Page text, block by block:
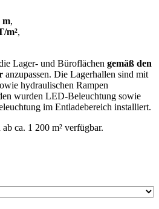
m,
m²,
Lager- und Büroflächen gemäß den
anzupassen. Die Lagerhallen sind mit
hydraulischen Rampen
wurden LED-Beleuchtung sowie
im Entladebereich installiert.
ca. 1 200 m² verfügbar.